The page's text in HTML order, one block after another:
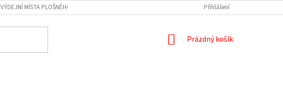
VÝDEJNÍ MÍSTA PLOŠNÉHO MATERIÁLU A NÁŘEZOVÁ CENTRA NÁŘEZ PRACOVNÍ DESKY A ZÁSTĚNY
Přihlášení
NÁKUPNÍ
Prázdný košík